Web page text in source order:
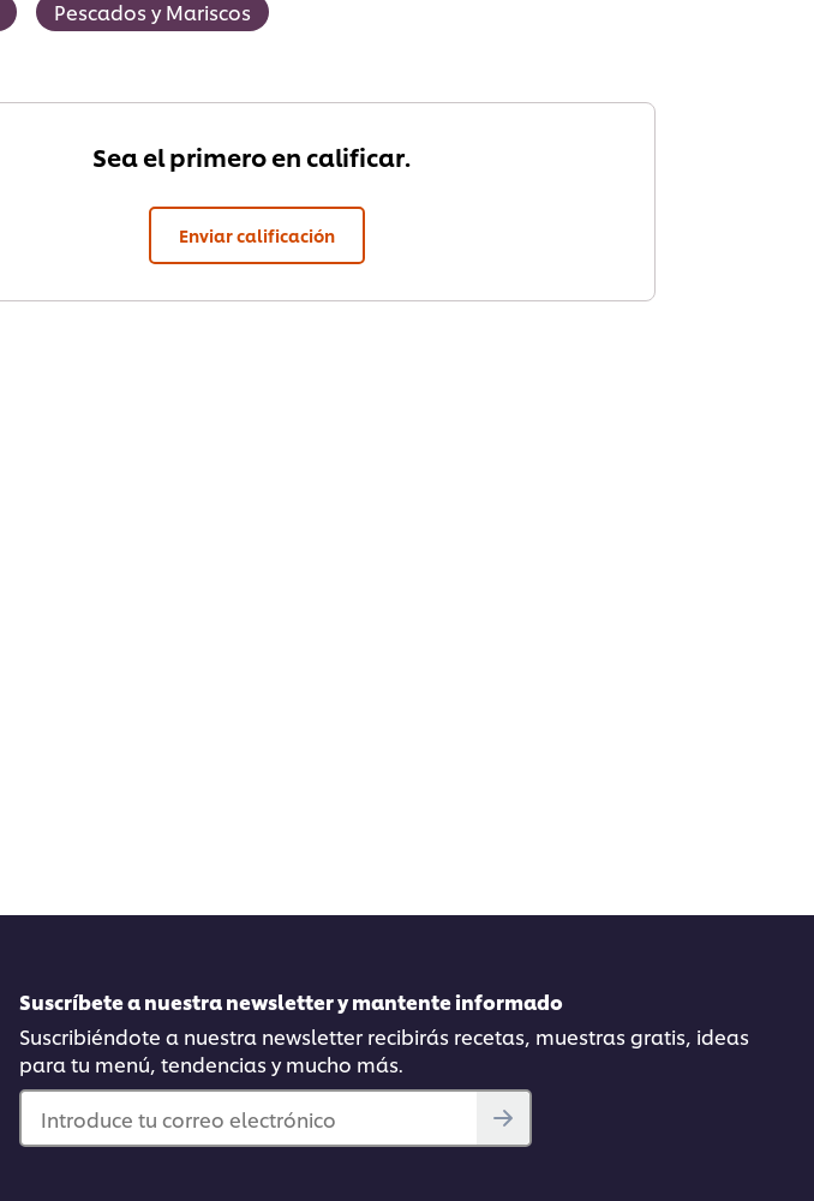
Pescados y Mariscos
Sea el primero en calificar.
Enviar calificación
Suscríbete a nuestra newsletter y mantente informado
Suscribiéndote a nuestra newsletter recibirás recetas, muestras gratis, ideas
para tu menú, tendencias y mucho más.
Introduce tu correo electrónico